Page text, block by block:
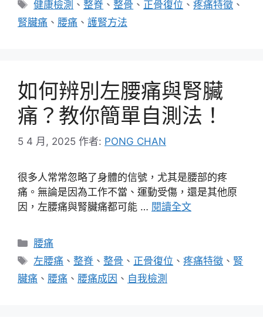
籤
健康檢測 、整脊 、整骨 、 正骨復位 、疼痛特徵 、
腎臟痛 、 腰痛 、 護腎方法
如何辨別左腰痛與腎臟
痛？教你簡單自測法！
5 4 月, 2025 作者: PONG CHAN
很多人常常忽略了身體的信號，尤其是腰部的疼
痛。無論是因為工作不當、運動受傷，還是其他原
因，左腰痛與腎臟痛都可能 … 閱讀全文
分
類
腰痛
標
籤
左腰痛 、整脊 、整骨 、 正骨復位 、疼痛特徵 、 腎
臟痛 、 腰痛 、 腰痛成因 、 自我檢測